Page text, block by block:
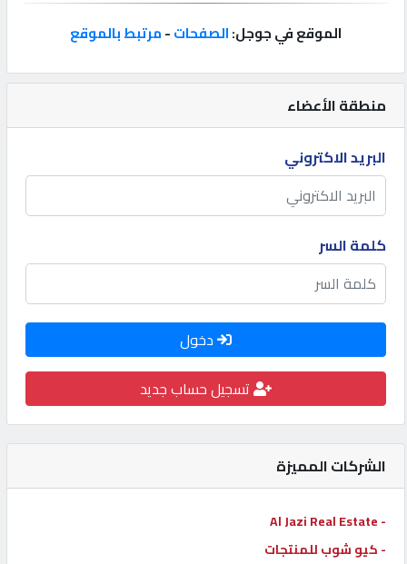
إعلانات
المنتدى
كيو
مزاد
كيو
نمبر
كارز
كيو
ماركت
القطري
منطقة الأعضاء
البريد الاكتروني
كلمة السر
دخول
تسجيل حساب جديد
الشركات المميزة
- Al Jazi Real Estate
- كيو شوب للمنتجات
الموقع في جوجل:الصفحات-مرتبط بالموقع